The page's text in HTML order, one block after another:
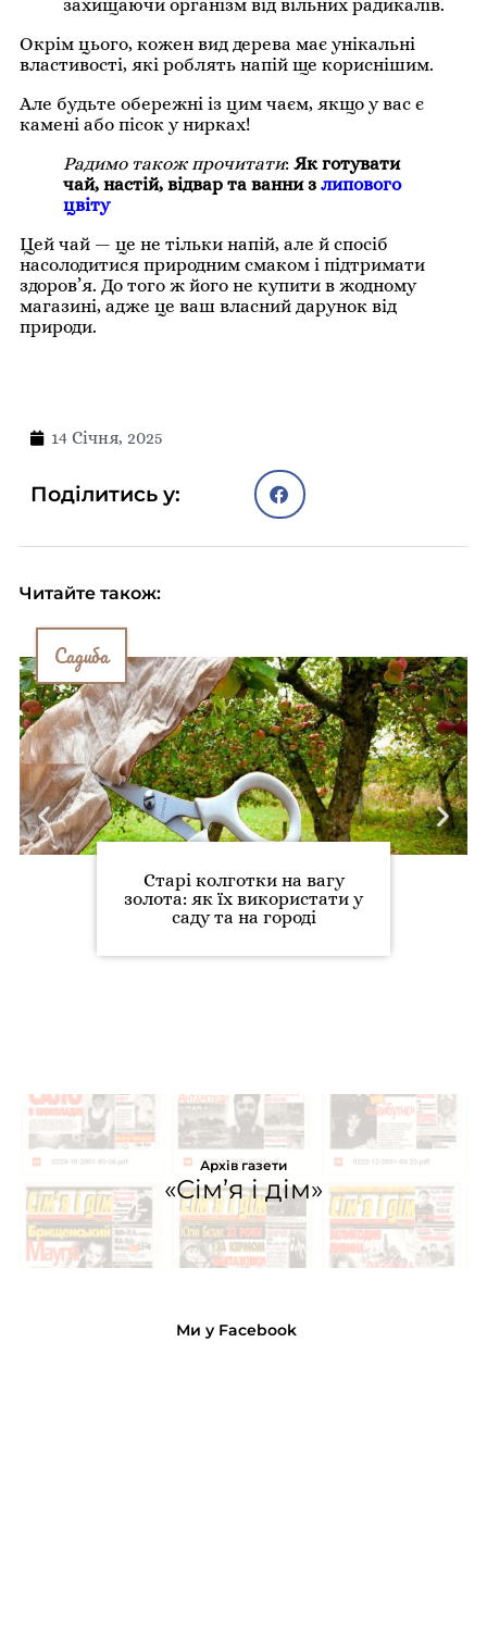
захищаючи організм від вільних радикалів.
Окрім цього, кожен вид дерева має унікальні
властивості, які роблять напій ще кориснішим.
Але будьте обережні із цим чаєм, якщо у вас є
камені або пісок у нирках!
Радимо також прочитати: Як готувати
чай, настій, відвар та ванни з липового
цвіту
Цей чай — це не тільки напій, але й спосіб
насолодитися природним смаком і підтримати
здоров’я. До того ж його не купити в жодному
магазині, адже це ваш власний дарунок від
природи.
14 Січня, 2025
Поділитись у:
Читайте також:
Садиба
Старі колготки на вагу
золота: як їх використати у
саду та на городі
Архів газети
«Сім’я і дім»
Ми у Facebook